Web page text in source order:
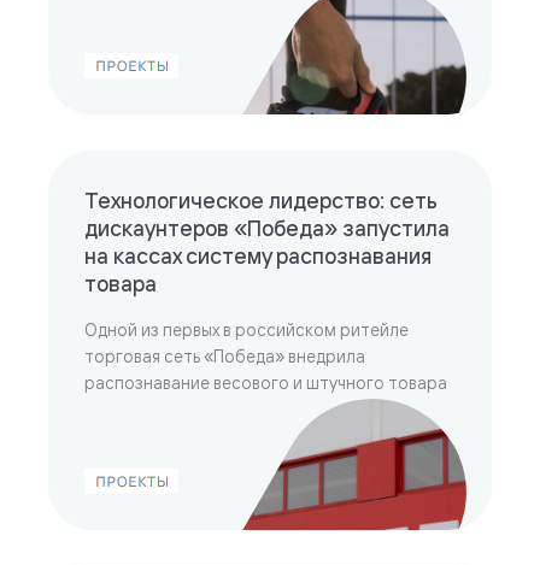
Технологическое лидерство: сеть
дискаунтеров «Победа» запустила
на кассах систему распознавания
товара
Одной из первых в российском ритейле
торговая сеть «Победа» внедрила
распознавание весового и штучного товара